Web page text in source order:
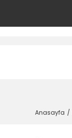
Anasayfa